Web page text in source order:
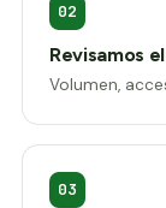
02
Revisamos
Volumen,
03